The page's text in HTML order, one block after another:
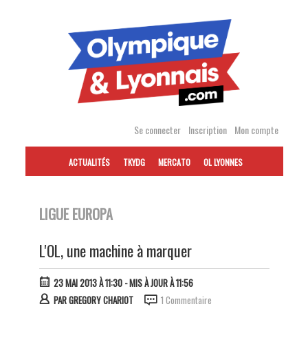
Se connecter Inscription Mon compte
ACTUALITÉS TKYDG MERCATO OL LYONNES
LIGUE EUROPA
L'OL, une machine à marquer
23 MAI 2013 À 11:30- MIS À JOUR À 11:56
PARGREGORY CHARIOT 1 Commentaire